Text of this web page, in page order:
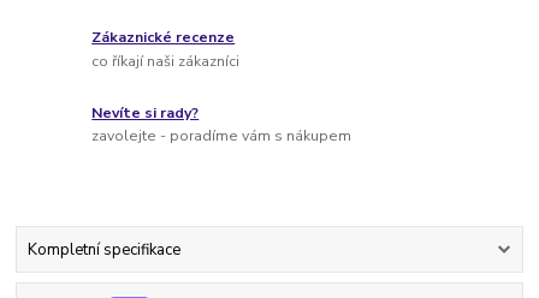
Zákaznické recenze
co říkají naši zákazníci
Nevíte si rady?
zavolejte - poradíme vám s nákupem
Kompletní specifikace